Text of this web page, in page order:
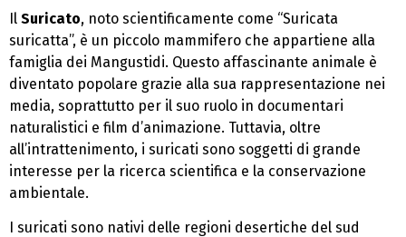
Il Suricato, noto scientificamente come “Suricata
suricatta”, è un piccolo mammifero che appartiene alla
famiglia dei Mangustidi. Questo affascinante animale è
diventato popolare grazie alla sua rappresentazione nei
media, soprattutto per il suo ruolo in documentari
naturalistici e film d’animazione. Tuttavia, oltre
all’intrattenimento, i suricati sono soggetti di grande
interesse per la ricerca scientifica e la conservazione
ambientale.
I suricati sono nativi delle regioni desertiche del sud